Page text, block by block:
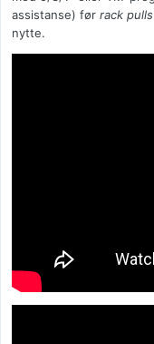
assistanse) før rack pulls
nytte.